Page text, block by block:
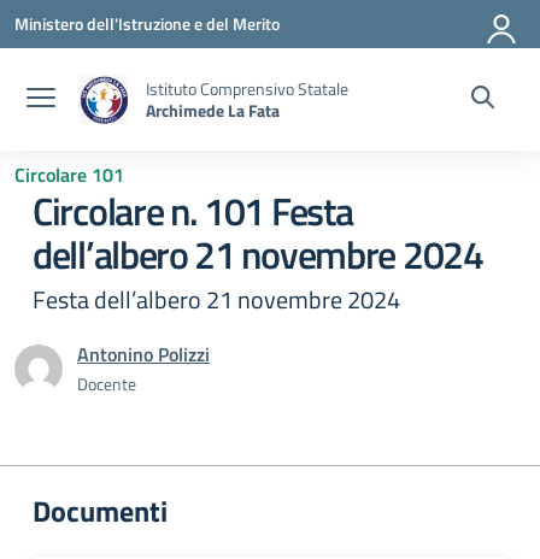
Vai ai contenuti
Vai al menu di navigazione
Vai al footer
Ministero dell'Istruzione e del Merito
Istituto Comprensivo Statale
Archimede La Fata
Circolare 101
Circolare n. 101 Festa
dell’albero 21 novembre 2024
Festa dell’albero 21 novembre 2024
Antonino Polizzi
Docente
Documenti